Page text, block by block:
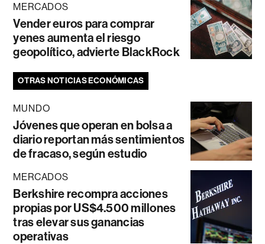
MERCADOS
Vender euros para comprar
yenes aumenta el riesgo
geopolítico, advierte BlackRock
OTRAS NOTICIAS ECONÓMICAS
MUNDO
Jóvenes que operan en bolsa a
diario reportan más sentimientos
de fracaso, según estudio
MERCADOS
Berkshire recompra acciones
propias por US$4.500 millones
tras elevar sus ganancias
operativas